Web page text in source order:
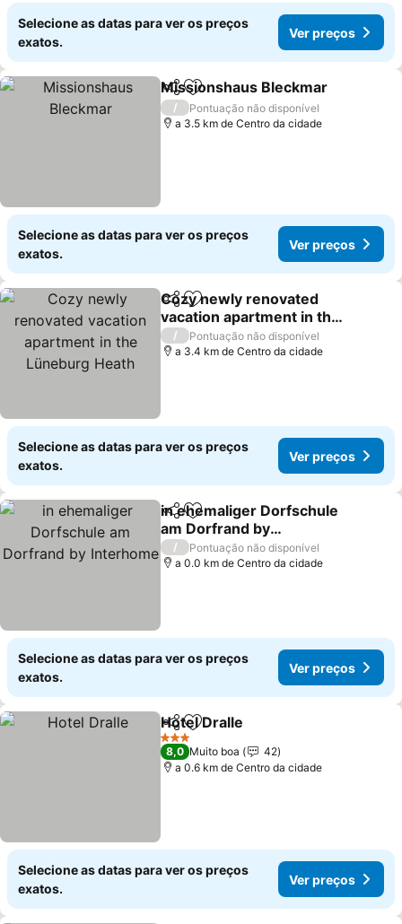
Selecione as datas para ver os preços
exatos.
Ver preços
PartilharAdicionar aos favoritos
Missionshaus Bleckmar
/
Pontuação não disponível
a 3.5 km de Centro da cidade
Selecione as datas para ver os preços
exatos.
Ver preços
PartilharAdicionar aos favoritos
Cozy newly renovated
vacation apartment in the
Lüneburg Heath
Ver preços
/
Pontuação não disponível
a 3.4 km de Centro da cidade
Selecione as datas para ver os preços
exatos.
Ver preços
PartilharAdicionar aos favoritos
in ehemaliger Dorfschule
am Dorfrand by
Interhome
Ver preços
/
Pontuação não disponível
a 0.0 km de Centro da cidade
Selecione as datas para ver os preços
exatos.
Ver preços
PartilharAdicionar aos favoritos
Hotel Dralle
3 Estrelas
8,0 Muito boa
42
a 0.6 km de Centro da cidade
Selecione as datas para ver os preços
exatos.
Ver preços